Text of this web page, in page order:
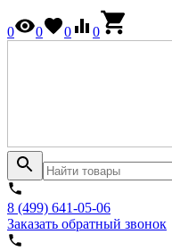
0 0 0 0
8 (499) 641-05-06
Заказать обратный звонок